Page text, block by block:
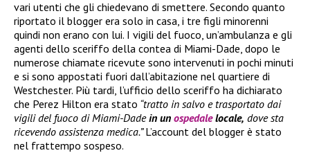
vari utenti che gli chiedevano di smettere. Secondo quanto
riportato il blogger era solo in casa, i tre figli minorenni
quindi non erano con lui. I vigili del fuoco, un’ambulanza e gli
agenti dello sceriffo della contea di Miami-Dade, dopo le
numerose chiamate ricevute sono intervenuti in pochi minuti
e si sono appostati fuori dall’abitazione nel quartiere di
Westchester. Più tardi, l’ufficio dello sceriffo ha dichiarato
che Perez Hilton era stato “tratto in salvo e trasportato dai
vigili del fuoco di Miami-Dadein un ospedalelocale, dove sta
ricevendo assistenza medica.”L’account del blogger è stato
nel frattempo sospeso.